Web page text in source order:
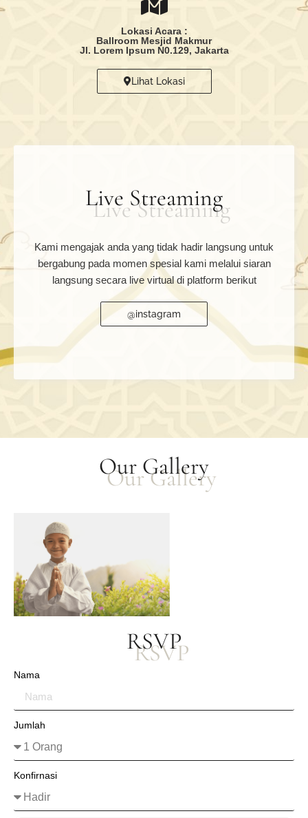
Lokasi Acara :
Ballroom Mesjid Makmur
Jl. Lorem Ipsum N0.129, Jakarta
Lihat Lokasi
Live Streaming
Kami mengajak anda yang tidak hadir langsung untuk
bergabung pada momen spesial kami melalui siaran
langsung secara live virtual di platform berikut
@instagram
Our Gallery
RSVP
Nama
Jumlah
Konfirnasi